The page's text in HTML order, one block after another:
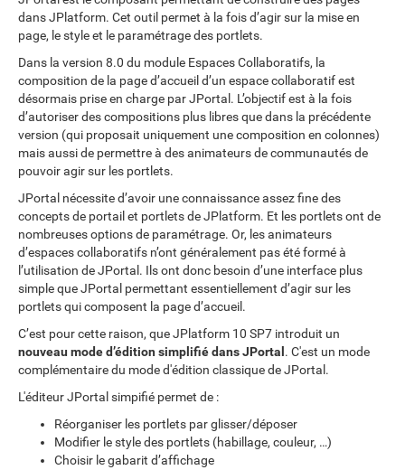
dans JPlatform. Cet outil permet à la fois d’agir sur la mise en
page, le style et le paramétrage des portlets.
Dans la version 8.0 du module Espaces Collaboratifs, la
composition de la page d’accueil d’un espace collaboratif est
désormais prise en charge par JPortal. L’objectif est à la fois
d’autoriser des compositions plus libres que dans la précédente
version (qui proposait uniquement une composition en colonnes)
mais aussi de permettre à des animateurs de communautés de
pouvoir agir sur les portlets.
JPortal nécessite d’avoir une connaissance assez fine des
concepts de portail et portlets de JPlatform. Et les portlets ont de
nombreuses options de paramétrage. Or, les animateurs
d’espaces collaboratifs n’ont généralement pas été formé à
l’utilisation de JPortal. Ils ont donc besoin d’une interface plus
simple que JPortal permettant essentiellement d’agir sur les
portlets qui composent la page d’accueil.
C’est pour cette raison, que JPlatform 10 SP7 introduit un
nouveau mode d’édition simplifié dans JPortal . C'est un mode
complémentaire du mode d'édition classique de JPortal.
L'éditeur JPortal simpifié permet de :
Réorganiser les portlets par glisser/déposer
Modifier le style des portlets (habillage, couleur, …)
Choisir le gabarit d’affichage